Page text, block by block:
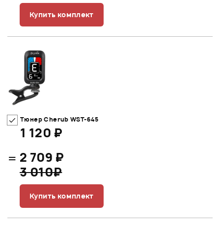
Купить комплект
Тюнер Cherub WST-645
1 120 ₽
= 2 709 ₽
3 010₽
Купить комплект